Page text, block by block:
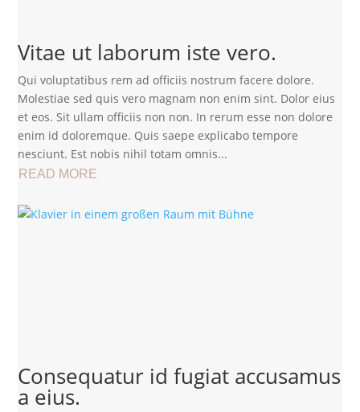
Vitae ut laborum iste vero.
Qui voluptatibus rem ad officiis nostrum facere dolore.
Molestiae sed quis vero magnam non enim sint. Dolor eius
et eos. Sit ullam officiis non non. In rerum esse non dolore
enim id doloremque. Quis saepe explicabo tempore
nesciunt. Est nobis nihil totam omnis...
READ MORE
Consequatur id fugiat accusamus
a eius.